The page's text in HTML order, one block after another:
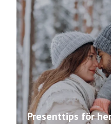
Presenttips för